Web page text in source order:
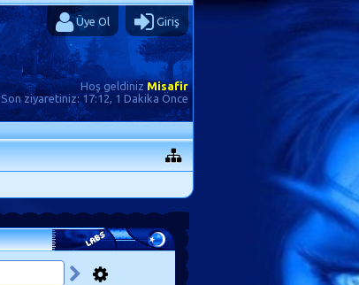
Üye Ol Giriş
Hoş geldiniz Misafir
Son ziyaretiniz:17:12, 1 Dakika Önce